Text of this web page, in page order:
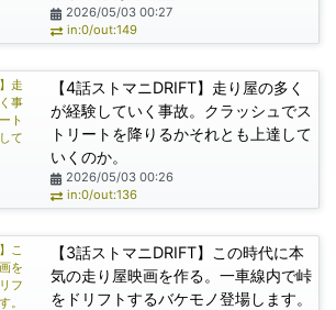
2026/05/03 00:27
in:0/out:149
【4話ストマニDRIFT】走り屋の多く
が経験していく事故。クラッシュでス
トリートを降りるかそれとも上達して
いくのか。
2026/05/03 00:26
in:0/out:136
【3話ストマニDRIFT】この時代に本
気の走り屋映画を作る。一車線内で峠
をドリフトするバケモノ登場します。